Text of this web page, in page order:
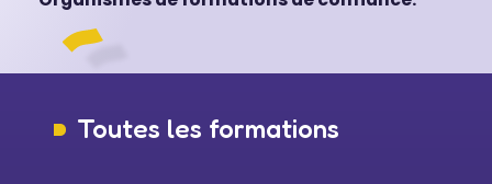
Toutes les formations